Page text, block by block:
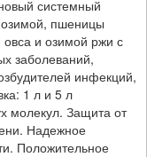
системный
пшеницы
и озимой ржи с
заболеваний,
инфекций,
1 л и 5 л
молекул. Защита от
Надежное
Положительное